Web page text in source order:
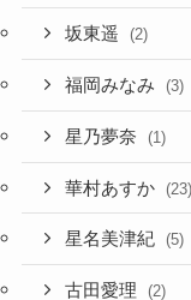
坂東遥 (2)
福岡みなみ (3)
星乃夢奈 (1)
華村あすか (23)
星名美津紀 (5)
古田愛理 (2)